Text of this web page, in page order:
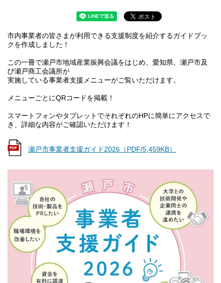
市内事業者の皆さまが利用できる支援制度を紹介するガイドブッ
クを作成しました！
この一冊で瀬戸市地域産業振興会議をはじめ、愛知県、瀬戸市及
び瀬戸商工会議所が
実施している事業者支援メニューがご覧いただけます。
メニューごとにQRコードを掲載！
スマートフォンやタブレットでそれぞれのHPに簡単にアクセスで
き、詳細な内容がご確認いただけます！
瀬戸市事業者支援ガイド2026（PDF/5,459KB）